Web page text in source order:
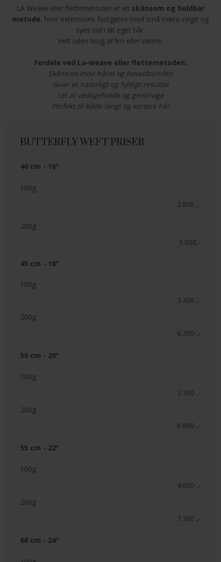
LA Weave eller flettemetoden er en skånsom og holdbar
metode, hvor extensions fastgøres med små mikro-ringe og
syes ind i dit eget hår
Helt uden brug af lim eller varme.
Fordele ved La-weave eller flettemetoden:
Skånsom mod håret og hovedbunden
Giver et naturligt og fyldigt resultat
Let at vedligeholde og genbruge
Perfekt til både langt og kortere hår
BUTTERFLY WEFT PRISER​
40 cm - 16"
100g
2.800 ,-​
200g
5.000,-​
45 cm - 18"​
100g
3.400 ,-​
200g
6.300 ,-​
50 cm - 20"
100g
3.700 ,-​
200g
6.800 ,-​
55 cm - 22"
100g
4.000 ,-​
200g
7.300 ,-​
60 cm - 24"